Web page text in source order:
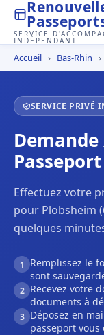
SERVICE
INDÉPENDANT
Accueil › Bas-Rhin ›
SERVICE PRIVÉ
Effectuez votre
pour Plobsheim
quelques
1
Remplissez le
sont
2 Recevez votre
documents à
3 Déposez en
passeport